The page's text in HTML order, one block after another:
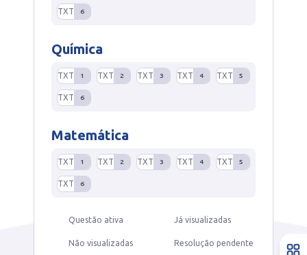
TXT 6
Química
TXT 1 TXT 2 TXT 3 TXT 4 TXT 5
TXT 6
Matemática
TXT 1 TXT 2 TXT 3 TXT 4 TXT 5
TXT 6
Questão ativa Já visualizadas
Não visualizadas Resolução pendente